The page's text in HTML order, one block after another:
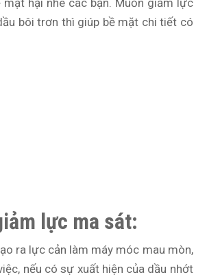
hại nhé các bạn. Muốn giảm lực
bôi trơn thì giúp bề mặt chi tiết có
lực ma sát:
ra lực cản làm máy móc mau mòn,
nếu có sự xuất hiện của dầu nhớt